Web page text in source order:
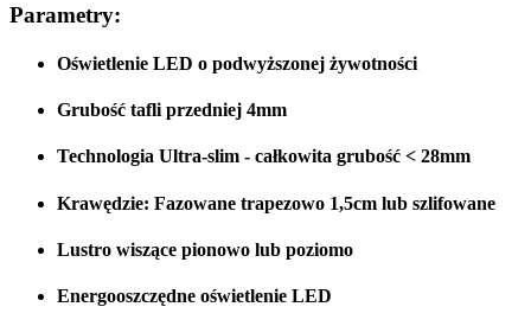
Parametry:
Oświetlenie LED o podwyższonej żywotności
Grubość tafli przedniej 4mm
Technologia Ultra-slim - całkowita grubość < 28mm
Krawędzie: Fazowane trapezowo 1,5cm lub szlifowane
Lustro wiszące pionowo lub poziomo
Energooszczędne oświetlenie LED